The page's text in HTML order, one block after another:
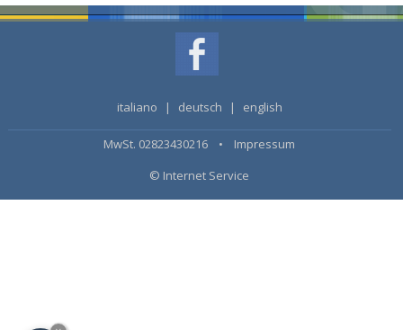
italiano | deutsch | english
MwSt. 02823430216 • Impressum
© Internet Service